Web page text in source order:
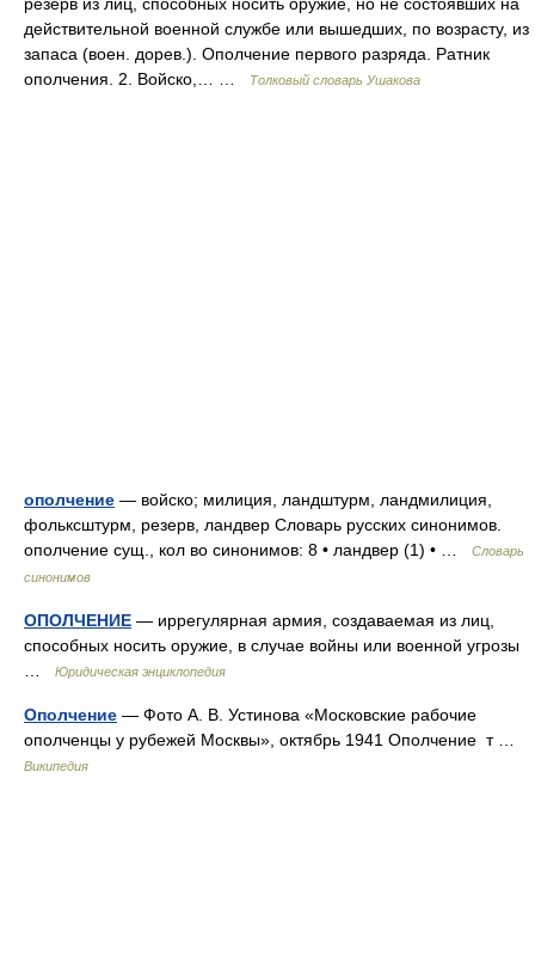
действительной военной службе или вышедших, по возрасту, из
запаса (воен. дорев.). Ополчение первого разряда. Ратник
ополчения. 2. Войско,… …
Толковый словарь Ушакова
ополчение — войско; милиция, ландштурм, ландмилиция,
фольксштурм, резерв, ландвер Словарь русских синонимов.
ополчение сущ., кол во синонимов: 8 • ландвер (1) • …
Словарь
синонимов
ОПОЛЧЕНИЕ — иррегулярная армия, создаваемая из лиц,
способных носить оружие, в случае войны или военной угрозы
Юридическая энциклопедия
Ополчение — Фото А. В. Устинова «Московские рабочие
ополченцы у рубежей Москвы», октябрь 1941 Ополчение т …
Википедия